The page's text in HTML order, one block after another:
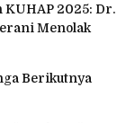
KUHAP 2025: Dr.
Menolak
Berikutnya